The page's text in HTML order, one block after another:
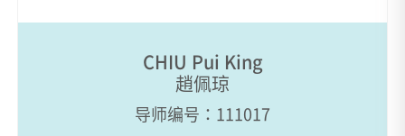
CHIU Pui King
趙佩琼
导师编号：111017